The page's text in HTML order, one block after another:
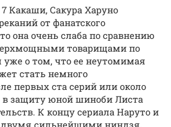
Какаши, Сакура Харуно
от фанатского
она очень слаба по сравнению
товарищами по
уже о том, что ее неутомимая
стать немного
первых ста серий или около
в защиту юной шиноби Листа
К концу сериала Наруто и